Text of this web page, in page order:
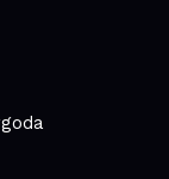
are available.
form of art
of other